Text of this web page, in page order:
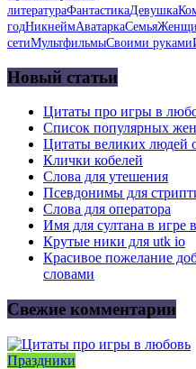
литератураФантастикаДевушка
годНикнеймАватаркаСемья
сетиМультфильмыСвоими руками
Новый статьи
Цитаты про игры в
Список популярных
Цитаты великих людей
Клички кобелей
Слова для утешения
Псевдонимы для
Слова для оператора
Имя для султана в игре
Крутые ники для utk io
Красивое пожелание
словами
Свежие комментарии
Праздники